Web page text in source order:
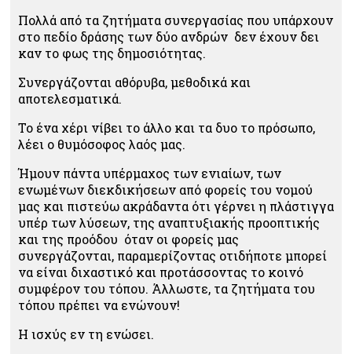
Πολλά από τα ζητήματα συνεργασίας που υπάρχουν
στο πεδίο δράσης των δύο ανδρών δεν έχουν δει
καν το φως της δημοσιότητας.
Συνεργάζονται αθόρυβα, μεθοδικά και
αποτελεσματικά.
Το ένα χέρι νίβει το άλλο και τα δυο το πρόσωπο,
λέει ο θυμόσοφος λαός μας.
Ήμουν πάντα υπέρμαχος των ενιαίων, των
ενωμένων διεκδικήσεων από φορείς του νομού
μας και πιστεύω ακράδαντα ότι γέρνει η πλάστιγγα
υπέρ των λύσεων, της αναπτυξιακής προοπτικής
και της προόδου όταν οι φορείς μας
συνεργάζονται, παραμερίζοντας οτιδήποτε μπορεί
να είναι διχαστικό και προτάσσοντας το κοινό
συμφέρον του τόπου. Άλλωστε, τα ζητήματα του
τόπου πρέπει να ενώνουν!
Η ισχύς εν τη ενώσει.